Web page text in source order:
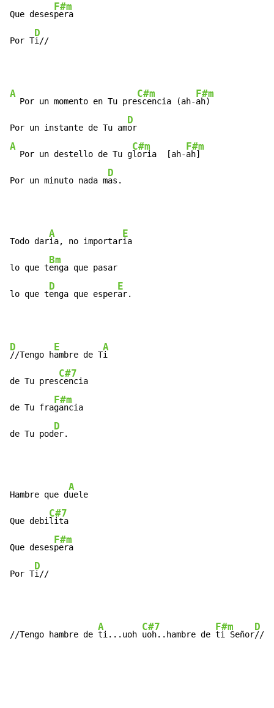
Que deses
F#m
pera
Por T
D
i//
A
  Por un momento en Tu pre
C#m
scencia (ah-
F#m
ah)
Por un instante de Tu am
D
A
  Por un destello de Tu g
C#m
loria  [ah-
F#m
ah]
Por un minuto nada m
D
as.
Todo dar
A
ia, no importar
E
ia
lo que t
Bm
enga que pasar
lo que t
D
enga que esper
E
ar.
D
//Tengo h
E
ambre de T
A
i
de Tu pres
C#7
cencia
de Tu fra
F#m
gancia
de Tu pod
D
er.
Hambre que d
A
uele
Que debi
C#7
lita
Que deses
F#m
pera
Por T
D
i//
//Tengo hambre de
A
ti...uoh
C#7
uoh..hambre de
F#m
ti Señor
D
//